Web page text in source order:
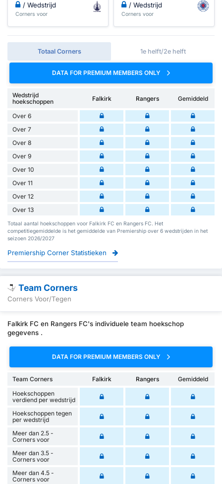
/ Wedstrijd
Corners voor
/ Wedstrijd
Corners voor
Totaal Corners 1e helft/2e helft
DATA FOR PREMIUM MEMBERS ONLY
Wedstrijd
hoekschoppen
Falkirk Rangers Gemiddeld
Over 6
Over 7
Over 8
Over 9
Over 10
Over 11
Over 12
Over 13
Totaal aantal hoekschoppen voor Falkirk FC en Rangers FC. Het
competitiegemiddelde is het gemiddelde van Premiership over 6 wedstrijden in het
seizoen 2026/2027
Premiership Corner Statistieken
Team Corners
Corners Voor/Tegen
Falkirk FC en Rangers FC's individuele team hoekschop
gegevens .
DATA FOR PREMIUM MEMBERS ONLY
Team Corners Falkirk Rangers
Gemiddeld
Hoekschoppen
verdiend per wedstrijd
Hoekschoppen tegen
per wedstrijd
Meer dan 2.5 -
Corners voor
Meer dan 3.5 -
Corners voor
Meer dan 4.5 -
Corners voor